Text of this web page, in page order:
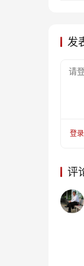
发
请
登录
评